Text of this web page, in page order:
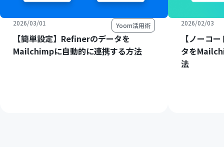
2026/03/01 Yoom活用術
【簡単設定】Refinerのデータを
Mailchimpに自動的に連携する方法
2026/02/03
【ノーコ
タを
法